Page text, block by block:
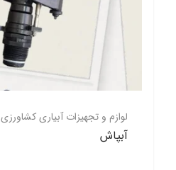
لوازم و تجهیزات آبیاری کشاورزی
آبپاش